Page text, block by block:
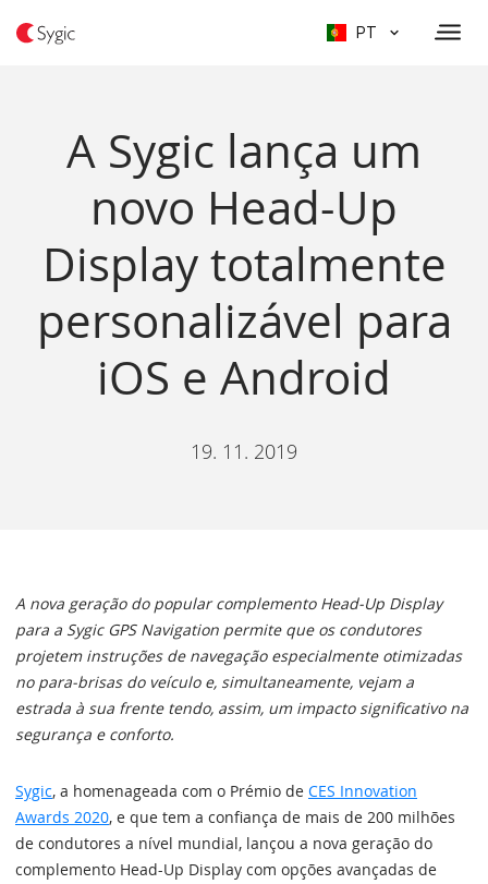
PT
A Sygic lança um
novo Head-Up
Display totalmente
personalizável para
iOS e Android
19. 11. 2019
A nova geração do popular complemento Head-Up Display
para a Sygic GPS Navigation permite que os condutores
projetem instruções de navegação especialmente otimizadas
no para-brisas do veículo e, simultaneamente, vejam a
estrada à sua frente tendo, assim, um impacto significativo na
segurança e conforto.
Sygic, a homenageada com o Prémio de CES Innovation
Awards 2020, e que tem a confiança de mais de 200 milhões
de condutores a nível mundial, lançou a nova geração do
complemento Head-Up Display com opções avançadas de